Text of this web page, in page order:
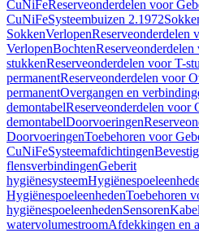
CuNiFeReserveonderdelen voor
CuNiFeSysteembuizen 2.1972
SokkenVerlopenReserveonderdelen
VerlopenBochten
stukkenReserveonderdelen voor T-
permanentReserveonderdelen voor
permanentOvergangen en
demontabelReserveonderdelen voor
demontabelDoorvoeringen
DoorvoeringenToebehoren voor
CuNiFeSysteemafdichtingen
flensverbindingenGeberit
hygiënesysteem
HygiënespoeleenhedenToebehoren
hygiënespoeleenhedenSensoren
watervolumestroomAfdekkingen en